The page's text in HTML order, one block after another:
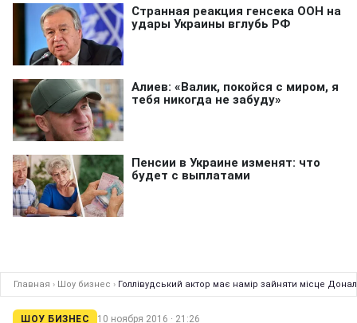
Главная › Шоу бизнес › Голлівудський актор має намір зайняти місце
ШОУ БИЗНЕС 10 ноября 2016 · 21:26